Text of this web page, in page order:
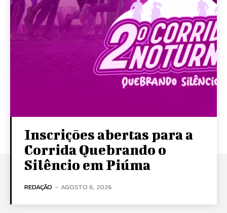
Inscrições abertas para a
Corrida Quebrando o
Silêncio em Piúma
REDAÇÃO - AGOSTO 6, 2026